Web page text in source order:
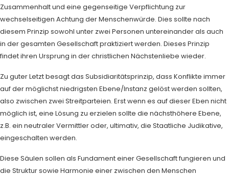
Zusammenhalt und eine gegenseitige Verpflichtung zur
wechselseitigen Achtung der Menschenwürde. Dies sollte nach
diesem Prinzip sowohl unter zwei Personen untereinander als auch
in der gesamten Gesellschaft praktiziert werden. Dieses Prinzip
findet ihren Ursprung in der christlichen Nächstenliebe wieder.
Zu guter Letzt besagt das Subsidiaritätsprinzip, dass Konflikte immer
auf der möglichst niedrigsten Ebene/Instanz gelöst werden sollten,
also zwischen zwei Streitparteien. Erst wenn es auf dieser Eben nicht
möglich ist, eine Lösung zu erzielen sollte die nächsthöhere Ebene,
z.B. ein neutraler Vermittler oder, ultimativ, die Staatliche Judikative,
eingeschalten werden.
Diese Säulen sollen als Fundament einer Gesellschaft fungieren und
die Struktur sowie Harmonie einer zwischen den Menschen